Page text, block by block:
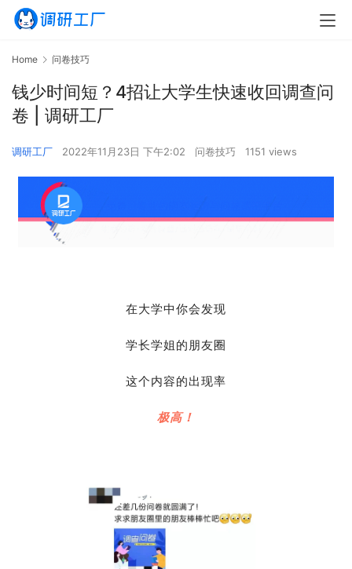
Home 问卷技巧
钱少时间短？4招让大学生快速收回调查问
卷 | 调研工厂
调研工厂 2022年11月23日 下午2:02 问卷技巧 1151 views
在大学中你会发现
学长学姐的朋友圈
这个内容的出现率
极高！